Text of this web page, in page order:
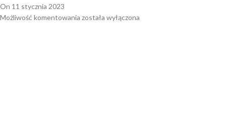
On 11 stycznia 2023
Możliwość komentowania została wyłączona